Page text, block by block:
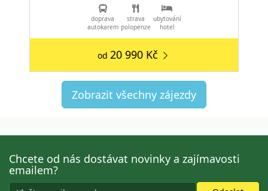
doprava
autokarem
strava
polopenze
ubytování
hotel
od 20 990 Kč
Zobrazit všechny zájezdy
Chcete od nás dostávat novinky a zajímavosti
emailem?